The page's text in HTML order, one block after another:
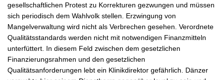
gesellschaftlichen Protest zu Korrekturen gezwungen und müssen
sich periodisch dem Wahlvolk stellen. Erzwingung von
Mangelverwaltung wird nicht als Verbrechen gesehen. Verordnete
Qualitätsstandards werden nicht mit notwendigen Finanzmitteln
unterfüttert. In diesem Feld zwischen dem gesetzlichen
Finanzierungsrahmen und den gesetzlichen
Qualitätsanforderungen lebt ein Klinikdirektor gefährlich. Dänzer